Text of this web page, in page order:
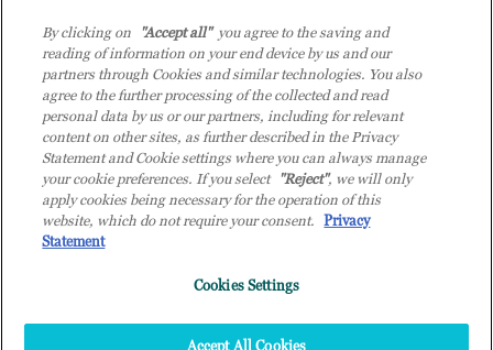
© 2026 TD SYNNEX Italy S.r.l. - Sede legale: via Luigi Russolo 9, 20138 Milano
(MI) - Numero di iscrizione al Registro delle Imprese di Milano e Codice Fiscale:
07092780159 - P.IVA: 07092780159 - Eur 12.569.000,00 i.v - TD SYNNEX e TD
in altri Paesi. Società a socio unico soggetta all’attività di direzione e coordinamento
Top
By clicking on "Accept all"you agree to the saving and
reading of information on your end device by us and our
partners through Cookies and similar technologies. You also
agree to the further processing of the collected and read
personal data by us or our partners, including for relevant
content on other sites, as further described in the Privacy
Statement and Cookie settings where you can always manage
your cookie preferences. If you select "Reject", we will only
apply cookies being necessary for the operation of this
website, which do not require your consent. Privacy
Statement
Cookies Settings
Accept All Cookies